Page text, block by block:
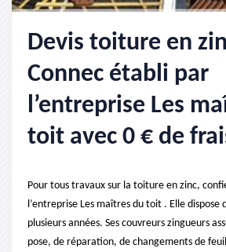
Devis toiture en
Connec établi par
l’entreprise Les
toit avec 0 € de
Pour tous travaux sur la toiture en zinc,
l’entreprise Les maîtres du toit . Elle dispose
plusieurs années. Ses couvreurs zingueurs
pose, de réparation, de changements de